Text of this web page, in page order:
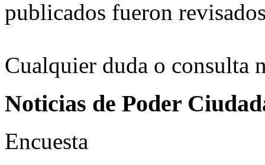
publicados fueron
Cualquier duda o consulta
Noticias de Poder
Encuesta